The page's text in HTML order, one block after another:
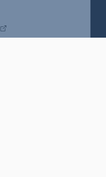
(külső oldalra ugrik)